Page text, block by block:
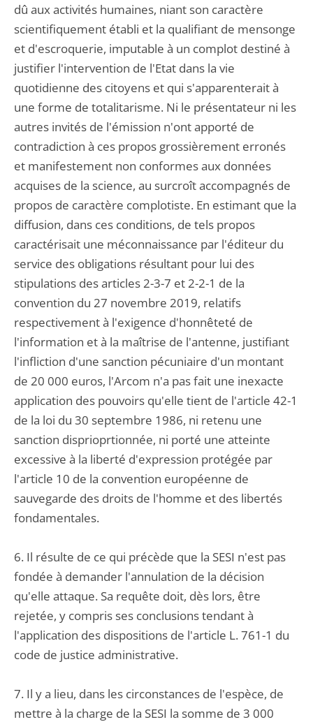
dû aux activités humaines, niant son caractère
scientifiquement établi et la qualifiant de mensonge
et d'escroquerie, imputable à un complot destiné à
justifier l'intervention de l'Etat dans la vie
quotidienne des citoyens et qui s'apparenterait à
une forme de totalitarisme. Ni le présentateur ni les
autres invités de l'émission n'ont apporté de
contradiction à ces propos grossièrement erronés
et manifestement non conformes aux données
acquises de la science, au surcroît accompagnés de
propos de caractère complotiste. En estimant que la
diffusion, dans ces conditions, de tels propos
caractérisait une méconnaissance par l'éditeur du
service des obligations résultant pour lui des
stipulations des articles 2-3-7 et 2-2-1 de la
convention du 27 novembre 2019, relatifs
respectivement à l'exigence d'honnêteté de
l'information et à la maîtrise de l'antenne, justifiant
l'infliction d'une sanction pécuniaire d'un montant
de 20 000 euros, l'Arcom n'a pas fait une inexacte
application des pouvoirs qu'elle tient de l'article 42-1
de la loi du 30 septembre 1986, ni retenu une
sanction disprioprtionnée, ni porté une atteinte
excessive à la liberté d'expression protégée par
l'article 10 de la convention européenne de
sauvegarde des droits de l'homme et des libertés
fondamentales.
6. Il résulte de ce qui précède que la SESI n'est pas
fondée à demander l'annulation de la décision
qu'elle attaque. Sa requête doit, dès lors, être
rejetée, y compris ses conclusions tendant à
l'application des dispositions de l'article L. 761-1 du
code de justice administrative.
7. Il y a lieu, dans les circonstances de l'espèce, de
mettre à la charge de la SESI la somme de 3 000